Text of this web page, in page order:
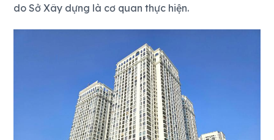
do Sở Xây dựng là cơ quan thực hiện.